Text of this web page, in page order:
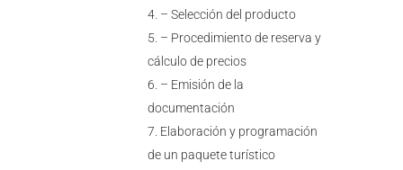
– Selección del producto
– Procedimiento de reserva y
cálculo de precios
– Emisión de la
documentación
Elaboración y programación
de un paquete turístico